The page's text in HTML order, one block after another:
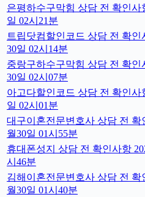
은평하수구막힘 상담 전 확인사
일 02시21분
트립닷컴할인코드 상담 전 확인
30일 02시14분
중랑구하수구막힘 상담 전 확인
30일 02시07분
아고다할인코드 상담 전 확인사
일 02시01분
대구이혼전문변호사 상담 전 확
월30일 01시55분
휴대폰성지 상담 전 확인사항
시46분
김해이혼전문변호사 상담 전 확
월30일 01시40분